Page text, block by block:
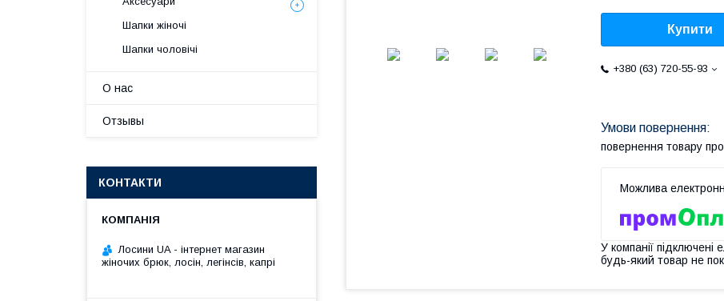
Купити
+380 (63) 720-55-93
повернення товару
У компанії підключені
будь-який товар не
Шапки жіночі
Шапки чоловічі
О нас
Отзывы
КОНТАКТИ
Лосини UA - інтернет магазин
жіночих брюк, лосін, легінсів, капрі